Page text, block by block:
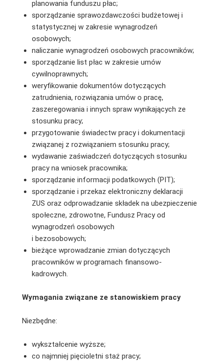
planowania funduszu płac;
sporządzanie sprawozdawczości budżetowej i
statystycznej w zakresie wynagrodzeń
osobowych;
naliczanie wynagrodzeń osobowych pracowników;
sporządzanie list płac w zakresie umów
cywilnoprawnych;
weryfikowanie dokumentów dotyczących
zatrudnienia, rozwiązania umów o pracę,
zaszeregowania i innych spraw wynikających ze
stosunku pracy;
przygotowanie świadectw pracy i dokumentacji
związanej z rozwiązaniem stosunku pracy;
wydawanie zaświadczeń dotyczących stosunku
pracy na wniosek pracownika;
sporządzanie informacji podatkowych (PIT);
sporządzanie i przekaz elektroniczny deklaracji
ZUS oraz odprowadzanie składek na ubezpieczenie
społeczne, zdrowotne, Fundusz Pracy od
wynagrodzeń osobowych
i bezosobowych;
bieżące wprowadzanie zmian dotyczących
pracowników w programach finansowo-
kadrowych.
Wymagania związane ze stanowiskiem pracy
Niezbędne:
wykształcenie wyższe;
co najmniej pięcioletni staż pracy;